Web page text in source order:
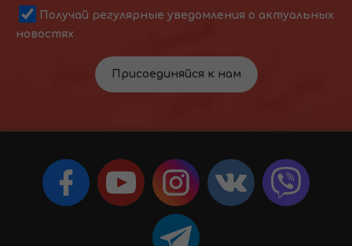
Получай регулярные уведомления о актуальных
новостях
Присоединяйся к нам